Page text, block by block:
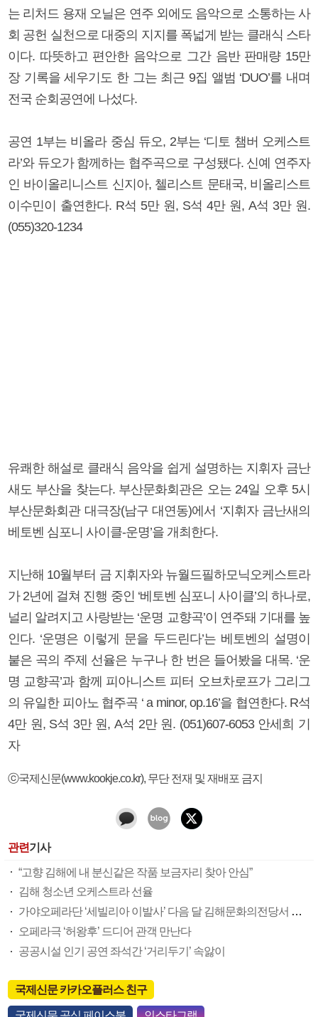
는 리처드 용재 오닐은 연주 외에도 음악으로 소통하는 사
회 공헌 실천으로 대중의 지지를 폭넓게 받는 클래식 스타
이다. 따뜻하고 편안한 음악으로 그간 음반 판매량 15만
장 기록을 세우기도 한 그는 최근 9집 앨범 ‘DUO’를 내며
전국 순회공연에 나섰다.
공연 1부는 비올라 중심 듀오, 2부는 ‘디토 챔버 오케스트
라’와 듀오가 함께하는 협주곡으로 구성됐다. 신예 연주자
인 바이올리니스트 신지아, 첼리스트 문태국, 비올리스트
이수민이 출연한다. R석 5만 원, S석 4만 원, A석 3만 원.
(055)320-1234
유쾌한 해설로 클래식 음악을 쉽게 설명하는 지휘자 금난
새도 부산을 찾는다. 부산문화회관은 오는 24일 오후 5시
부산문화회관 대극장(남구 대연동)에서 ‘지휘자 금난새의
베토벤 심포니 사이클-운명’을 개최한다.
지난해 10월부터 금 지휘자와 뉴월드필하모닉오케스트라
가 2년에 걸쳐 진행 중인 ‘베토벤 심포니 사이클’의 하나로,
널리 알려지고 사랑받는 ‘운명 교향곡’이 연주돼 기대를 높
인다. ‘운명은 이렇게 문을 두드린다’는 베토벤의 설명이
붙은 곡의 주제 선율은 누구나 한 번은 들어봤을 대목. ‘운
명 교향곡’과 함께 피아니스트 피터 오브차로프가 그리그
의 유일한 피아노 협주곡 ‘ a minor, op.16’을 협연한다. R석
4만 원, S석 3만 원, A석 2만 원. (051)607-6053 안세희 기
자
ⓒ국제신문(www.kookje.co.kr), 무단 전재 및 재배포 금지
관련기사
“고향 김해에 내 분신같은 작품 보금자리 찾아 안심”
김해 청소년 오케스트라 선율
가야오페라단 ‘세빌리아 이발사’ 다음 달 김해문화의전당서 공연
오페라극 ‘허왕후’ 드디어 관객 만난다
공공시설 인기 공연 좌석간 ‘거리두기’ 속앓이
국제신문 카카오플러스 친구